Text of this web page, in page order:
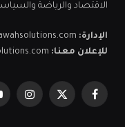
الاقتصاد والرياضة
الإدارة:
للإعلان معنا:
فيسبوكX